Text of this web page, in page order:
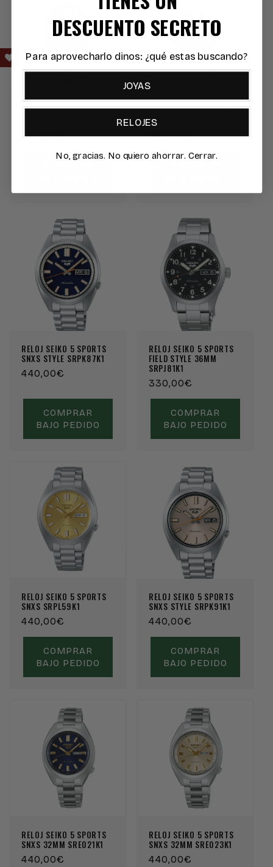
RELOJ SEIKO 5 SPORTS
Precio
440,00€
RELOJ SEIKO 5 SPORTS
SNXS STYLE SRPK89K1
Precio
habitual
440,00€
RELOJ SEIKO 5 SPORTS
SNXS STYLE SRPK87K1
Precio
440,00€
COMPRAR
BAJO PEDIDO
RELOJ SEIKO 5 SPORTS
FIELD STYLE 36MM
SRPJ81K1
Precio
habitual
330,00€
COMPRAR
BAJO PEDIDO
RELOJ SEIKO 5 SPORTS
SNXS SRPL59K1
Precio
habitual
440,00€
COMPRAR
BAJO PEDIDO
RELOJ SEIKO 5 SPORTS
SNXS STYLE SRPK91K1
Precio
habitual
440,00€
COMPRAR
BAJO PEDIDO
RELOJ SEIKO 5 SPORTS
SNXS 32MM SRE021K1
Precio
440,00€
RELOJ SEIKO 5 SPORTS
SNXS 32MM SRE023K1
Precio
440,00€
DESCUENTO SECRETO
Para aprovecharlo dinos: ¿qué estas buscando?
JOYAS
RELOJES
No, gracias. No quiero ahorrar. Cerrar.